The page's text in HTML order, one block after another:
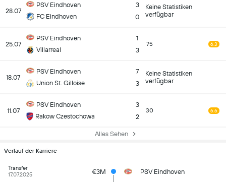
28.07
PSV Eindhoven
FC Eindhoven
3
0
Keine Statistiken
verfügbar
25.07
PSV Eindhoven
Villarreal
1
3
75 6.3
18.07
PSV Eindhoven
Union St. Gilloise
7
3
Keine Statistiken
verfügbar
11.07
PSV Eindhoven
Rakow Czestochowa
3
2
30 6.6
Alles Sehen
Verlauf der Karriere
Transfer
17.07.2025
€3M PSV Eindhoven